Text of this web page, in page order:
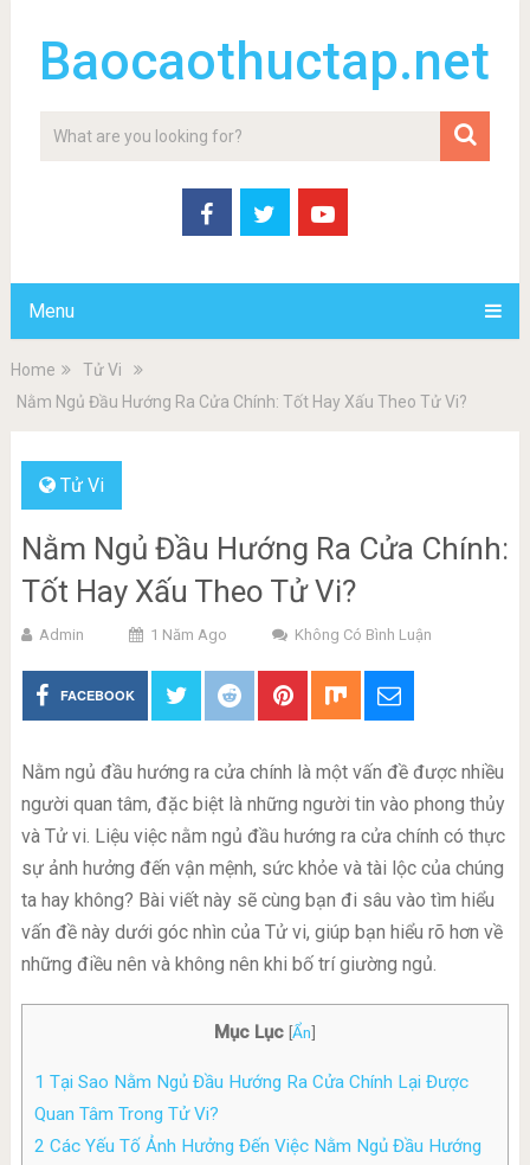
Baocaothuctap.net
Menu
Home
Tử Vi
Nằm Ngủ Đầu Hướng Ra Cửa Chính: Tốt Hay Xấu Theo Tử Vi?
Tử Vi
Nằm Ngủ Đầu Hướng Ra Cửa Chính:
Tốt Hay Xấu Theo Tử Vi?
Admin 1 Năm Ago Không Có Bình Luận
FACEBOOK
Nằm ngủ đầu hướng ra cửa chính là một vấn đề được nhiều
người quan tâm, đặc biệt là những người tin vào phong thủy
và Tử vi. Liệu việc nằm ngủ đầu hướng ra cửa chính có thực
sự ảnh hưởng đến vận mệnh, sức khỏe và tài lộc của chúng
ta hay không? Bài viết này sẽ cùng bạn đi sâu vào tìm hiểu
vấn đề này dưới góc nhìn của Tử vi, giúp bạn hiểu rõ hơn về
những điều nên và không nên khi bố trí giường ngủ.
Mục Lục [Ẩn]
1 Tại Sao Nằm Ngủ Đầu Hướng Ra Cửa Chính Lại Được
Quan Tâm Trong Tử Vi?
2 Các Yếu Tố Ảnh Hưởng Đến Việc Nằm Ngủ Đầu Hướng